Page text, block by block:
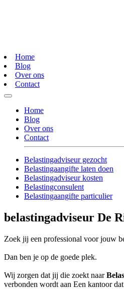
Home
Blog
Over ons
Contact
Home
Blog
Over ons
Contact
Belastingadviseur gezocht
Belastingaangifte laten doen
Belastingadviseur kosten
Belastingconsulent
Belastingaangifte particulier
belastingadviseur De
Zoek jij een professional voor jouw
Dan ben je op de goede plek.
Wij zorgen dat jij die zoekt naar
verbonden wordt aan Een kantoor